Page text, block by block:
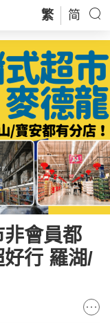
繁 简
會員都
行 羅湖/